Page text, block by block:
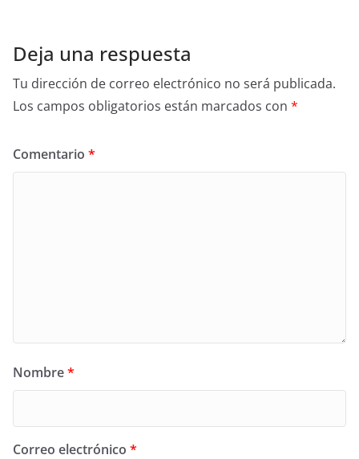
Deja una respuesta
Tu dirección de correo electrónico no será publicada.
Los campos obligatorios están marcados con *
Comentario *
Nombre*
Correo electrónico *